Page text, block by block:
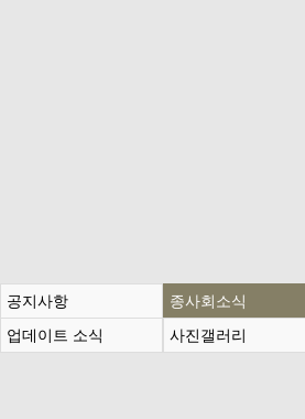
공지사항 종사회소식
업데이트 소식
사진갤러리